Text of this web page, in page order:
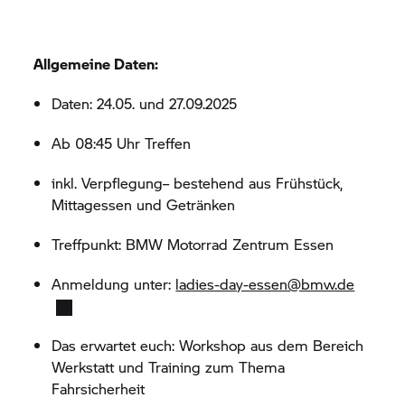
Allgemeine Daten:
Daten: 24.05. und 27.09.2025
Ab 08:45 Uhr Treffen
inkl. Verpflegung– bestehend aus Frühstück,
Mittagessen und Getränken
Treffpunkt: BMW Motorrad Zentrum Essen
Anmeldung unter: ladies-day-essen@bmw.de
Das erwartet euch: Workshop aus dem Bereich
Werkstatt und Training zum Thema
Fahrsicherheit